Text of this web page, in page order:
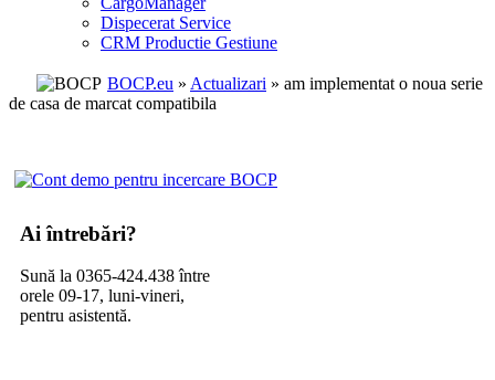
Dispecerat Service
CRM Productie Gestiune
BOCP.eu » Actualizari » am implementat o noua serie
de casa de marcat compatibila
Ai întrebări?
Sună la 0365-424.438 între
orele 09-17, luni-vineri,
pentru asistentă.